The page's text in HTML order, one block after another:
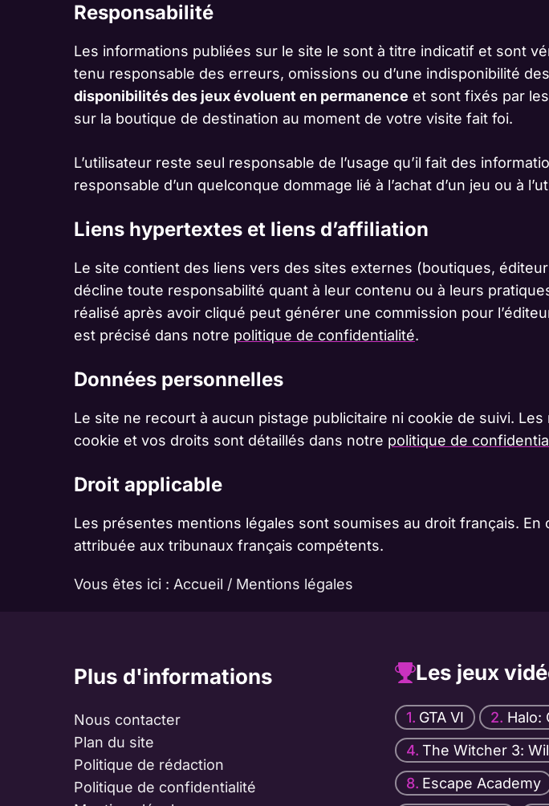
Responsabilité
Les informations publiées sur le site le sont à titre indicatif et sont
tenu responsable des erreurs, omissions ou d’une indisponibilité
disponibilités des jeux évoluent en permanence et sont fixés par
sur la boutique de destination au moment de votre visite fait foi.
L’utilisateur reste seul responsable de l’usage qu’il fait des
responsable d’un quelconque dommage lié à l’achat d’un jeu ou à
Liens hypertextes et liens d’affiliation
Le site contient des liens vers des sites externes (boutiques,
décline toute responsabilité quant à leur contenu ou à leurs
réalisé après avoir cliqué peut générer une commission pour
est précisé dans notre politique de confidentialité.
Données personnelles
Le site ne recourt à aucun pistage publicitaire ni cookie de suivi.
cookie et vos droits sont détaillés dans notre politique de
Droit applicable
Les présentes mentions légales sont soumises au droit français.
attribuée aux tribunaux français compétents.
Vous êtes ici : Accueil / Mentions légales
Plus d'informations
Nous contacter
Plan du site
Politique de rédaction
Politique de confidentialité
Les jeux
GTA VI Halo:
The Witcher 3:
Escape Academy